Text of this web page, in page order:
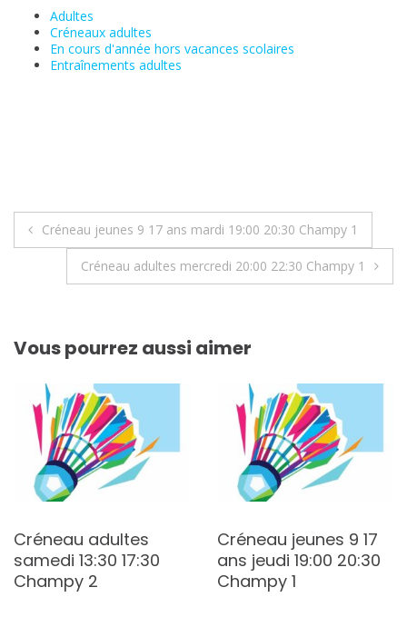
Adultes
Créneaux adultes
En cours d'année hors vacances scolaires
Entraînements adultes
Navigation
Créneau jeunes 9 17 ans mardi 19:00 20:30 Champy 1
Créneau adultes mercredi 20:00 22:30 Champy 1
Vous pourrez aussi aimer
Créneau adultes
samedi 13:30 17:30
Champy 2
Créneau jeunes 9 17
ans jeudi 19:00 20:30
Champy 1